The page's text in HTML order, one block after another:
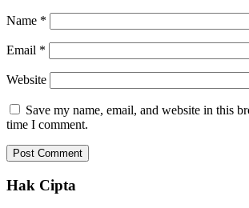
Name *
Email *
Website
Save my name, email, and website in this
time I comment.
Hak Cipta